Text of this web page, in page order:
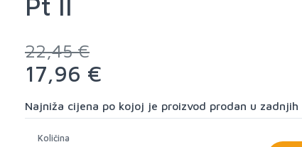
22,45 €
17,96 €
Najniža cijena po kojoj je proizvod prodan u
Količina